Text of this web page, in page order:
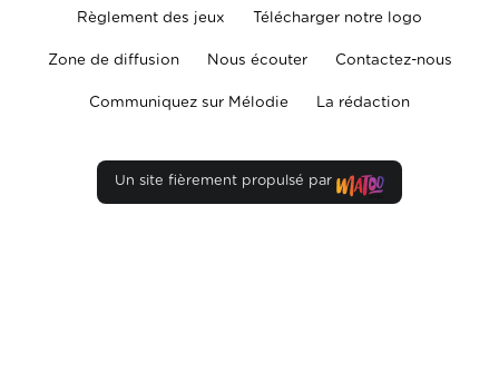
Règlement des jeux Télécharger notre logo
Zone de diffusion Nous écouter Contactez-nous
Communiquez sur Mélodie La rédaction
Un site fièrement propulsé par